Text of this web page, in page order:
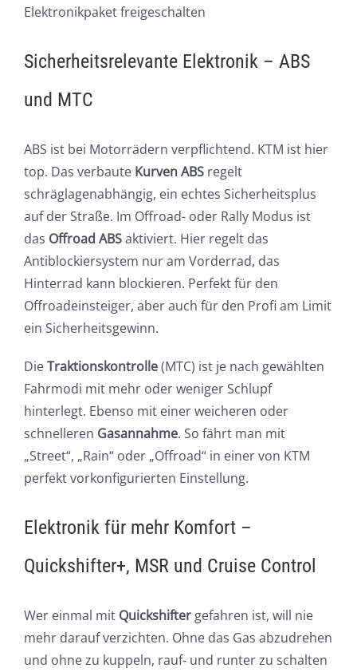
Elektronikpaket freigeschalten
Sicherheitsrelevante Elektronik – ABS
und MTC
ABS ist bei Motorrädern verpflichtend. KTM ist hier
top. Das verbaute Kurven ABS regelt
schräglagenabhängig, ein echtes Sicherheitsplus
auf der Straße. Im Offroad- oder Rally Modus ist
das Offroad ABSaktiviert. Hier regelt das
Antiblockiersystem nur am Vorderrad, das
Hinterrad kann blockieren. Perfekt für den
Offroadeinsteiger, aber auch für den Profi am Limit
ein Sicherheitsgewinn.
DieTraktionskontrolle(MTC) ist je nach gewählten
Fahrmodi mit mehr oder weniger Schlupf
hinterlegt. Ebenso mit einer weicheren oder
schnelleren Gasannahme. So fährt man mit
„Street“, „Rain“ oder „Offroad“ in einer von KTM
perfekt vorkonfigurierten Einstellung.
Elektronik für mehr Komfort –
Quickshifter+, MSR und Cruise Control
Wer einmal mit Quickshifter gefahren ist, will nie
mehr darauf verzichten. Ohne das Gas abzudrehen
und ohne zu kuppeln, rauf- und runter zu schalten